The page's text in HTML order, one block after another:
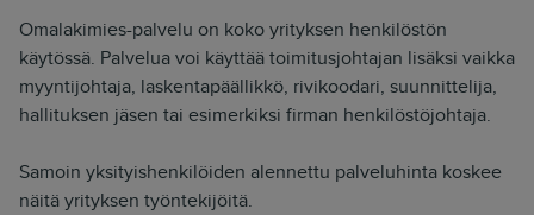
Omalakimies-palvelu on koko yrityksen henkilöstön
käytössä. Palvelua voi käyttää toimitusjohtajan lisäksi vaikka
myyntijohtaja, laskentapäällikkö, rivikoodari, suunnittelija,
hallituksen jäsen tai esimerkiksi firman henkilöstöjohtaja.
Samoin yksityishenkilöiden alennettu palveluhinta koskee
näitä yrityksen työntekijöitä.